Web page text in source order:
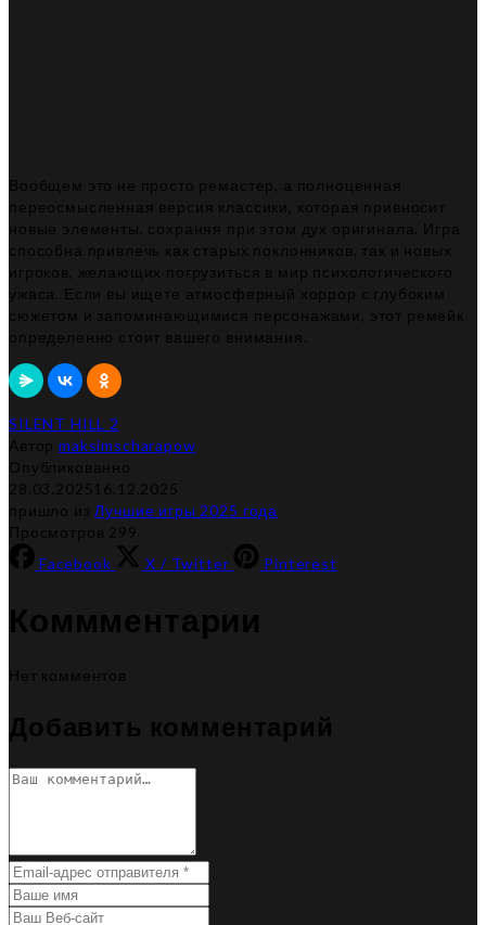
Вообщем это не просто ремастер, а полноценная
переосмысленная версия классики, которая привносит
новые элементы, сохраняя при этом дух оригинала. Игра
способна привлечь как старых поклонников, так и новых
игроков, желающих погрузиться в мир психологического
ужаса. Если вы ищете атмосферный хоррор с глубоким
сюжетом и запоминающимися персонажами, этот ремейк
определенно стоит вашего внимания.
SILENT HILL 2
Авторmaksimscharapow
Опубликованно
28.03.2025 16.12.2025
пришло изЛучшие игры 2025 года
Просмотров 299
Facebook
X / Twitter Pinterest
Коммментарии
Нет комментов
Добавить комментарий